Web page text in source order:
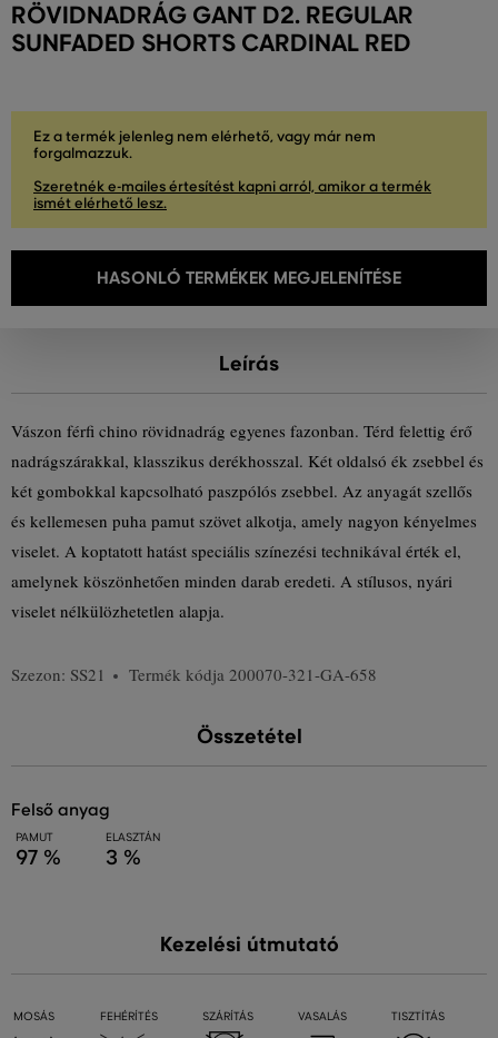
RÖVIDNADRÁG GANT D2. REGULAR
SUNFADED SHORTS CARDINAL RED
Ez a termék jelenleg nem elérhető, vagy már nem
forgalmazzuk.
Szeretnék e-mailes értesítést kapni arról, amikor a termék
ismét elérhető lesz.
HASONLÓ TERMÉKEK MEGJELENÍTÉSE
Leírás
Vászon férfi chino rövidnadrág egyenes fazonban. Térd felettig érő
nadrágszárakkal, klasszikus derékhosszal. Két oldalsó ék zsebbel és
két gombokkal kapcsolható paszpólós zsebbel. Az anyagát szellős
és kellemesen puha pamut szövet alkotja, amely nagyon kényelmes
viselet. A koptatott hatást speciális színezési technikával érték el,
amelynek köszönhetően minden darab eredeti. A stílusos, nyári
viselet nélkülözhetetlen alapja.
Szezon: SS21 Termék kódja 200070-321-GA-658
Összetétel
felső anyag
PAMUT
97 %
ELASZTÁN
3 %
Kezelési útmutató
MOSÁS FEHÉRÍTÉS SZÁRÍTÁS VASALÁS TISZTÍTÁS